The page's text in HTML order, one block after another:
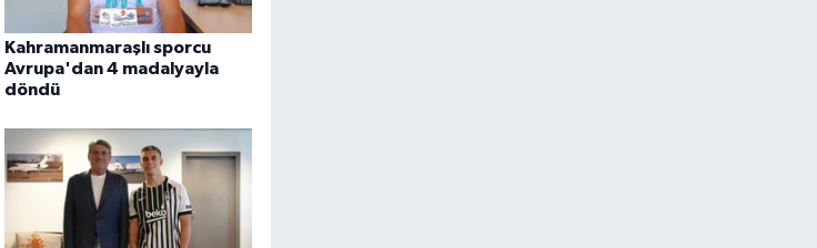
Kahramanmaraşlı sporcu
Avrupa'dan 4 madalyayla
döndü